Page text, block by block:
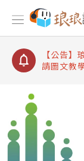
【公告】
【公告】
【公告
查詢